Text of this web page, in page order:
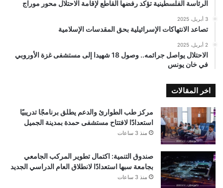
الرئاسة الفلسطينية تؤكد رفضها القاطع لإقامة الاحتلال محور موراج
3 أبريل، 2025
تصاعد الانتهاكات الإسرائيلية بحق المقدسات الإسلامية
2 أبريل، 2025
الاحتلال يواصل جرائمه.. وصول 18 شهيدا إلى مستشفى غزة الأوروبي
في خان يونس
اخر المقالات
مركز طب الطوارئ والدعم يطلق برنامجًا تدريبيًا
استعدادًا لافتتاح مستشفى حمدة بمدينة الجميل
منذ 3 ساعات
صندوق التنمية: اكتمال تطوير المركب الجامعي
بجامعة سبها استعدادًا لانطلاق العام الدراسي الجديد
منذ 3 ساعات